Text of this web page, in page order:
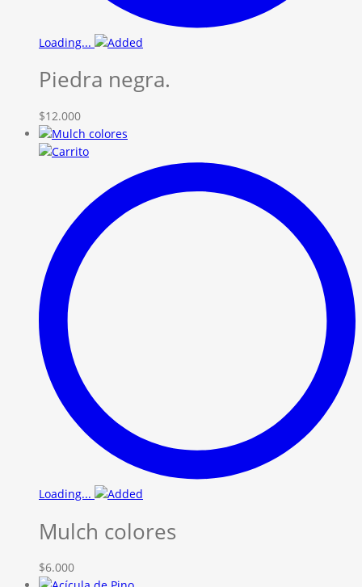
Loading...
Piedra negra.
$12.000
Loading...
Mulch colores
$6.000